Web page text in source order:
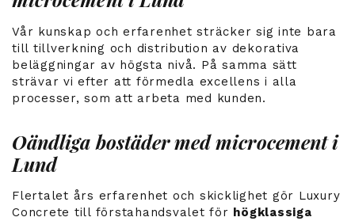
Vår kunskap och erfarenhet sträcker sig inte bara
till tillverkning och distribution av dekorativa
beläggningar av högsta nivå. På samma sätt
strävar vi efter att förmedla excellens i alla
processer, som att arbeta med kunden.
Oändliga bostäder med microcement i
Lund
Flertalet års erfarenhet och skicklighet gör Luxury
Concrete till förstahandsvalet för högklassiga